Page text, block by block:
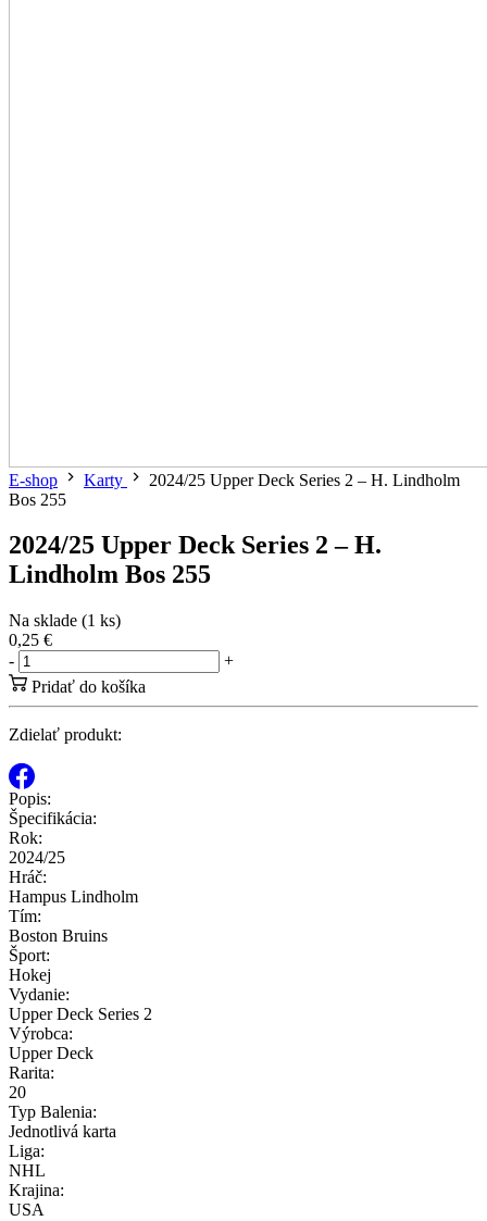
E-shop Karty
2024/25 Upper Deck Series 2 – H. Lindholm
Bos 255
2024/25 Upper Deck Series 2 – H.
Lindholm Bos 255
Na sklade (1 ks)
0,25 €
-
+
Pridať do košíka
Zdielať produkt:
Popis:
Špecifikácia:
Rok:
2024/25
Hráč:
Hampus Lindholm
Tím:
Boston Bruins
Šport:
Hokej
Vydanie:
Upper Deck Series 2
Výrobca:
Upper Deck
Rarita:
20
Typ Balenia:
Jednotlivá karta
Liga:
NHL
Krajina:
USA